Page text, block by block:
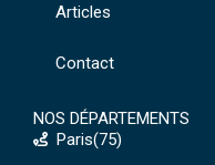
Articles
Contact
NOS DÉPARTEMENTS
Paris(75)